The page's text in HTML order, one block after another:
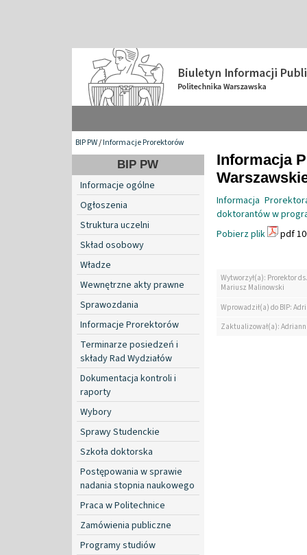
BIP PW/Informacje Prorektorów
BIP PW
Informacje ogólne
Ogłoszenia
Struktura uczelni
Skład osobowy
Władze
Wewnętrzne akty prawne
Sprawozdania
Informacje Prorektorów
Terminarze posiedzeń i
składy Rad Wydziałów
Dokumentacja kontroli i
raporty
Wybory
Sprawy Studenckie
Szkoła doktorska
Postępowania w sprawie
nadania stopnia naukowego
Praca w Politechnice
Zamówienia publiczne
Programy studiów
Informacja
Informacja
doktorantów w
Pobierz plik
pdf
Wytworzył(a): Prorektor
Mariusz Malinowski
Wprowadził(a) do BIP:
Zaktualizował(a):